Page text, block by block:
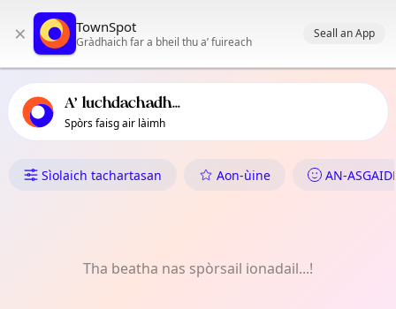
stiùireadh TownSpot
tachartasan ionadail TownSpot
× TownSpot
Gràdhaich far a bheil thu a’ fuireach
Seall an App
A’ luchdachadh...
Spòrs faisg air làimh
Dè tha Dol ann an Old Moat
Sìolaich tachartasan Aon-ùine AN-
Tha beatha nas spòrsail ionadail...!